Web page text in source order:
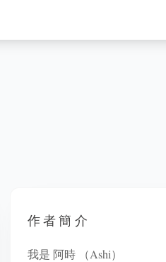
作者簡介
我是 阿時 （Ashi）